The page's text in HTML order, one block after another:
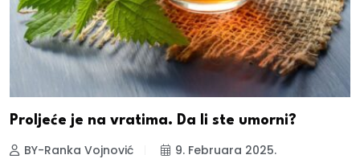
Proljeće je na vratima. Da li ste umorni?
BY-Ranka Vojnović 9. Februara 2025.